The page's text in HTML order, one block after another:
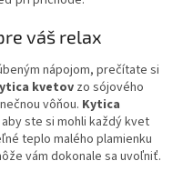
váš relax
nápojom, prečítate si
kvetov zo sójového
vôňou. Kytica
ste si mohli každý kvet
teplo malého plamienku
vám dokonale sa uvoľniť.